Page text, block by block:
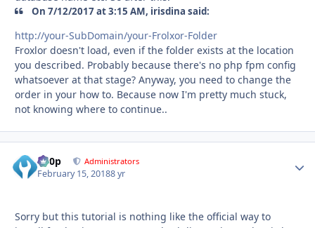
On 7/12/2017 at 3:15 AM, irisdina said:
http://your-SubDomain/your-Frolxor-Folder
Froxlor doesn't load, even if the folder exists at the location
you described. Probably because there's no php fpm config
whatsoever at that stage? Anyway, you need to change the
order in your how to. Because now I'm pretty much stuck,
not knowing where to continue..
d00p Administrators
February 15, 20188 yr
Sorry but this tutorial is nothing like the official way to